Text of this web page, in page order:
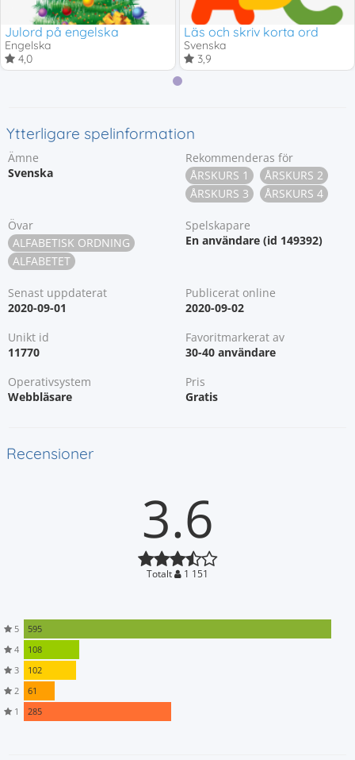
Julord på engelska
Engelska
4,0
Läs och skriv korta ord
Svenska
3,9
Ytterligare spelinformation
Ämne
Svenska
Rekommenderas för
ÅRSKURS 1
ÅRSKURS 2
ÅRSKURS 3
ÅRSKURS 4
Övar
ALFABETISK ORDNING
ALFABETET
Spelskapare
En användare (id 149392)
Senast uppdaterat
2020-09-01
Publicerat online
2020-09-02
Unikt id
11770
Favoritmarkerat av
30-40 användare
Operativsystem
Webbläsare
Pris
Gratis
Recensioner
3.6
Totalt 1 151
5
595
4
108
3
102
2
61
1
285